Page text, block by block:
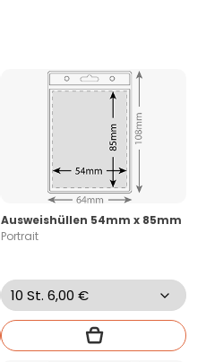
Ausweishüllen 54mm x 85mm
Portrait